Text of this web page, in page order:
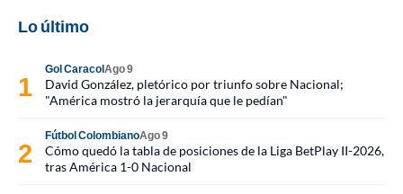
Lo último
Gol CaracolAgo 9
David González, pletórico por triunfo sobre Nacional;
"América mostró la jerarquía que le pedían"
Fútbol ColombianoAgo 9
Cómo quedó la tabla de posiciones de la Liga BetPlay II-2026,
tras América 1-0 Nacional